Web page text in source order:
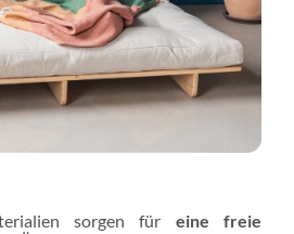
sorgen für eine freie